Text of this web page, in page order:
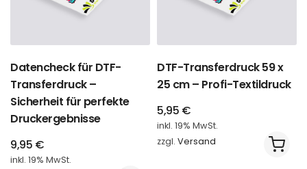
Datencheck für DTF-
Transferdruck –
Sicherheit für perfekte
Druckergebnisse
9,95 €
inkl. 19% MwSt.
DTF-Transferdruck 59 x
25 cm – Profi-Textildruck
5,95 €
inkl. 19% MwSt.
zzgl. Versand